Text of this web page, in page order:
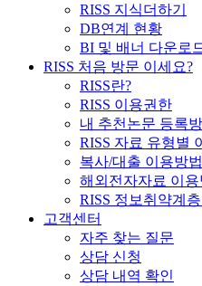
RISS 지식더하기
DB연계 현황
BI 및 배너 다운로
RISS 처음 방문 이세요?
RISS란?
RISS 이용권한
내 추천논문 등록
RISS 자료 유형별
복사/대출 이용방법
해외전자자료 이용
RISS 정보취약계
고객센터
자주 찾는 질문
상담 신청
상담 내역 확인